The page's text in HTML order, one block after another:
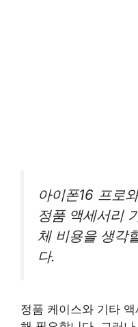
아이폰16 프로
정품 액세서리
체 비용을 생각
다.
정품 케이스와 기타